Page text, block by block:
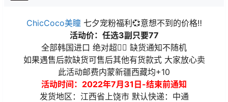
ChicCoco美瞳七夕宠粉福利💞意想不到的价格‼️
活动价：任选3副只要77
全部韩国进口 绝对超值🏻 缺货通知不随机
如果遇售后款缺货可售后其他有货款式 大家放心卖
此活动邮费内蒙新疆西藏均+10
活动时间：2022年7月31日-结束前通知
发货地区：江西省上饶市 默认快递：中通